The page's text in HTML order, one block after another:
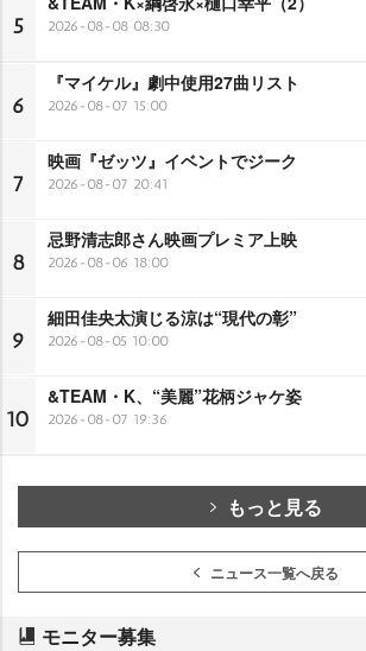
5 2026-08-08 08:30
6
『マイケル』劇中使用27曲リスト
2026-08-07 15:00
7
映画『ゼッツ』イベントでジーク
2026-08-07 20:41
8
忌野清志郎さん映画プレミア上映
2026-08-06 18:00
9
細田佳央太演じる涼は“現代の彰”
2026-08-05 10:00
10
&TEAM・K、“美麗”花柄ジャケ姿
2026-08-07 19:36
もっと見る
ニュース一覧へ戻る
モニター募集